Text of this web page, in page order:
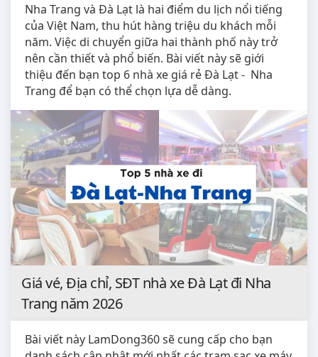
Nha Trang và Đà Lạt là hai điểm du lịch nổi tiếng
của Việt Nam, thu hút hàng triệu du khách mỗi
năm. Việc di chuyển giữa hai thành phố này trở
nên cần thiết và phổ biến. Bài viết này sẽ giới
thiệu đến bạn top 6 nhà xe giá rẻ Đà Lạt - Nha
Trang để bạn có thể chọn lựa dễ dàng.
Giá vé, Địa chỉ, SĐT nhà xe Đà Lạt đi Nha
Trang năm 2026
Bài viết này LamDong360 sẽ cung cấp cho bạn